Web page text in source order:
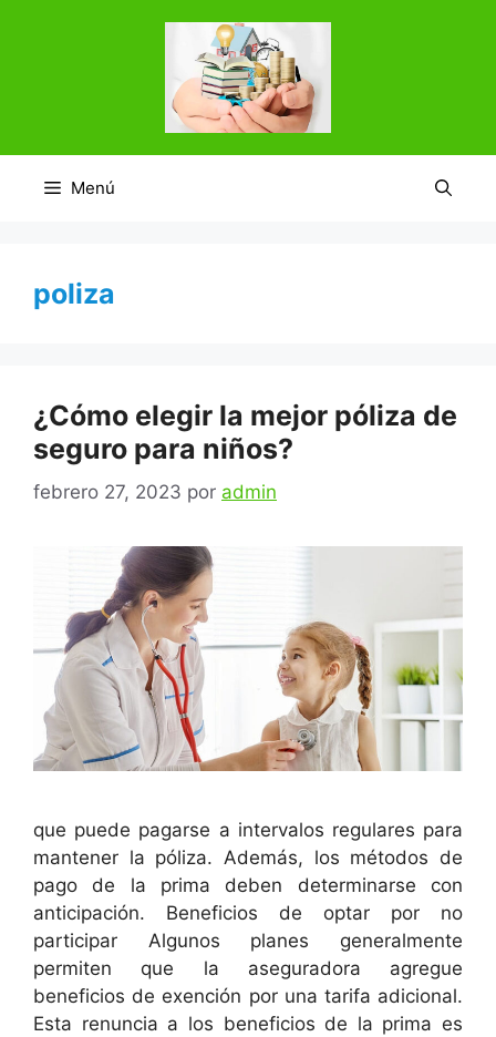
Menú
poliza
¿Cómo elegir la mejor póliza de
seguro para niños?
febrero 27, 2023 por admin
que puede pagarse a intervalos regulares para
mantener la póliza. Además, los métodos de
pago de la prima deben determinarse con
anticipación. Beneficios de optar por no
participar Algunos planes generalmente
permiten que la aseguradora agregue
beneficios de exención por una tarifa adicional.
Esta renuncia a los beneficios de la prima es